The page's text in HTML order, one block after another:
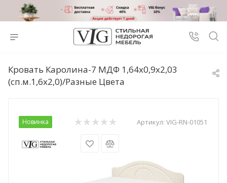
Кровать Каролина-7 МДФ 1,64х0,9х2,03
(сп.м.1,6х2,0)/Разные Цвета
Новинка Артикул: VIG-RN-01051